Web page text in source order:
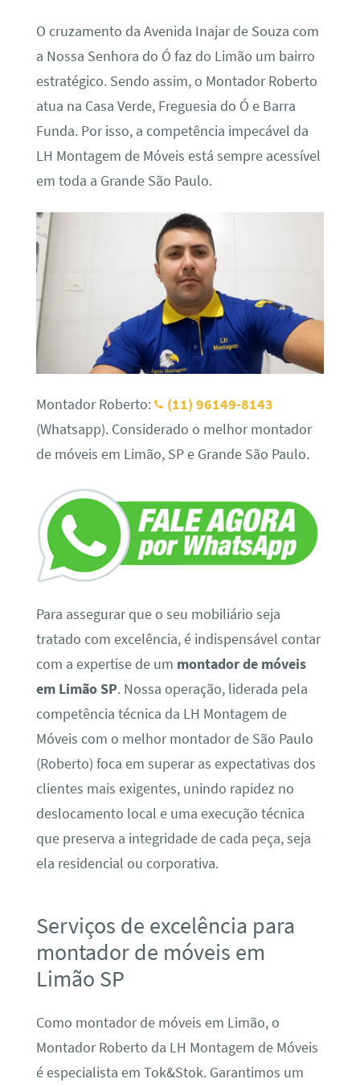
O cruzamento da Avenida Inajar de Souza com
a Nossa Senhora do Ó faz do Limão um bairro
estratégico. Sendo assim, o Montador Roberto
atua na Casa Verde, Freguesia do Ó e Barra
Funda. Por isso, a competência impecável da
LH Montagem de Móveis está sempre acessível
em toda a Grande São Paulo.
Montador Roberto:
(11) 96149-8143
(Whatsapp). Considerado o melhor montador
de móveis em Limão, SP e Grande São Paulo.
Para assegurar que o seu mobiliário seja
tratado com excelência, é indispensável contar
com a expertise de um montador de móveis
em Limão SP. Nossa operação, liderada pela
competência técnica da LH Montagem de
Móveis com o melhor montador de São Paulo
(Roberto) foca em superar as expectativas dos
clientes mais exigentes, unindo rapidez no
deslocamento local e uma execução técnica
que preserva a integridade de cada peça, seja
ela residencial ou corporativa.
Serviços de excelência para
montador de móveis em
Limão SP
Como montador de móveis em Limão, o
Montador Roberto da LH Montagem de Móveis
é especialista em Tok&Stok. Garantimos um